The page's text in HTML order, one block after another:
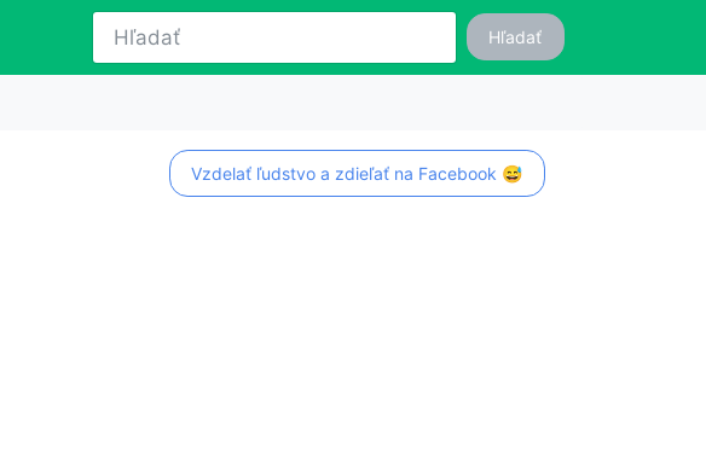
Hľadať
Vzdelať ľudstvo a zdieľať na Facebook 😅